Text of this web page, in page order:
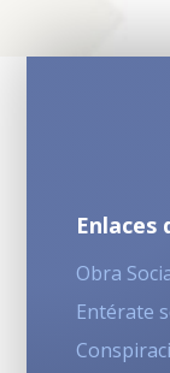
Enlaces
Obra
Entérate